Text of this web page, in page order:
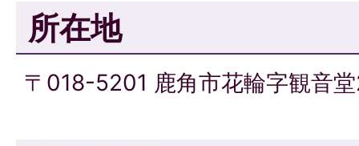
所在地
〒018-5201 鹿角市花輪字観音